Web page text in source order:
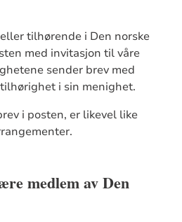
tilhørende i Den norske
med invitasjon til våre
sender brev med
i sin menighet.
i posten, er likevel like
medlem av Den